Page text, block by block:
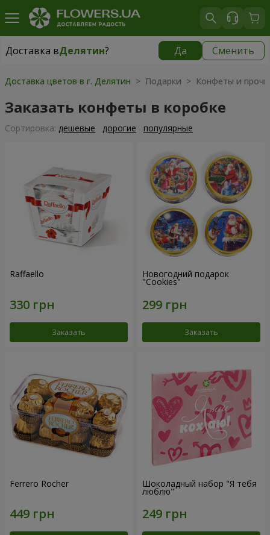
Доставка вДелятин? Да Сменить
Доставка вДелятин|
Доставка цветов в г. Делятин > Подарки > Конфеты и
Заказать конфеты в коробке
Cортировка: дешевые дорогие популярные
Raffaello
Заказать
Новогодний подарок
"Cookies"
Заказать
Ferrero Rocher Шоколадный набор "Я тебя
люблю"